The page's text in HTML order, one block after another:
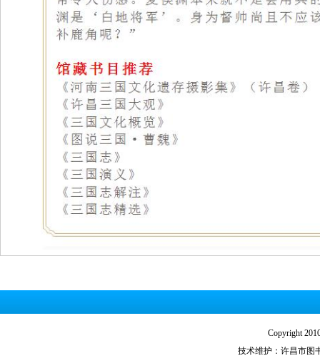
Copyright
技术维护：许昌市图